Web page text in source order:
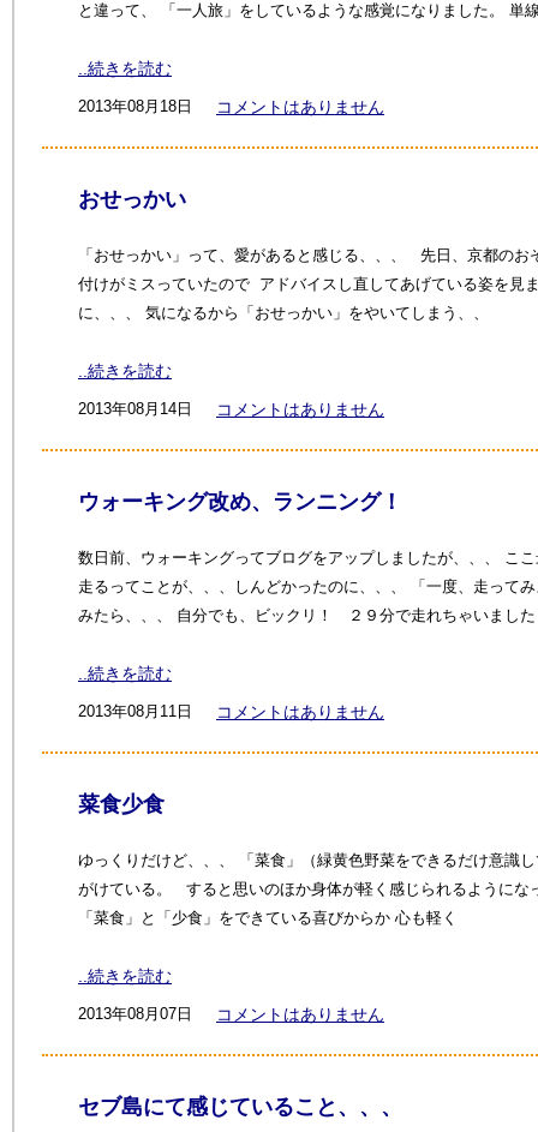
と違って、 「一人旅」をしているような感覚になりました。 単
..続きを読む
2013年08月18日 コメントはありません
おせっかい
「おせっかい」って、愛があると感じる、、、 先日、京都の
付けがミスっていたので アドバイスし直してあげている姿を
に、、、 気になるから「おせっかい」をやいてしまう、、
..続きを読む
2013年08月14日 コメントはありません
ウォーキング改め、ランニング！
数日前、ウォーキングってブログをアップしましたが、、、 こ
走るってことが、、、しんどかったのに、、、 「一度、走って
みたら、、、 自分でも、ビックリ！ ２９分で走れちゃいまし
..続きを読む
2013年08月11日 コメントはありません
菜食少食
ゆっくりだけど、、、 「菜食」（緑黄色野菜をできるだけ意識
がけている。 すると思いのほか身体が軽く感じられるようにな
「菜食」と「少食」をできている喜びからか 心も軽く
..続きを読む
2013年08月07日 コメントはありません
セブ島にて感じていること、、、